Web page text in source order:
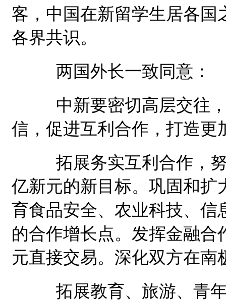
客，中国在新留学生居各
各界共识。
两国外长一致同意：
中新要密切高层交往，
信，促进互利合作，打造更
拓展务实互利合作，努
亿新元的新目标。巩固和扩
育食品安全、农业科技、信
的合作增长点。发挥金融
元直接交易。深化双方在南
拓展教育、旅游、青年